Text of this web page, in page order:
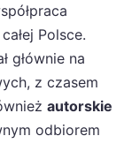
Polsce.
głównie na
z czasem
autorskie
odbiorem